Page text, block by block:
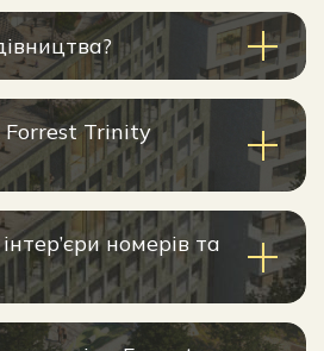
Forrest Trinity
номерів та